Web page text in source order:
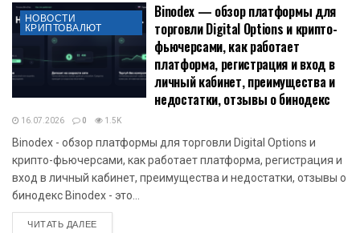
НОВОСТИ
КРИПТОВАЛЮТ
Binodex — обзор платформы для
торговли Digital Options и крипто-
фьючерсами, как работает
платформа, регистрация и вход в
личный кабинет, преимущества и
недостатки, отзывы о бинодекс
16.07.2026 0 1.5K
Binodex - обзор платформы для торговли Digital Options и
крипто-фьючерсами, как работает платформа, регистрация и
вход в личный кабинет, преимущества и недостатки, отзывы о
бинодекс Binodex - это...
ЧИТАТЬ ДАЛЕЕDETAILS